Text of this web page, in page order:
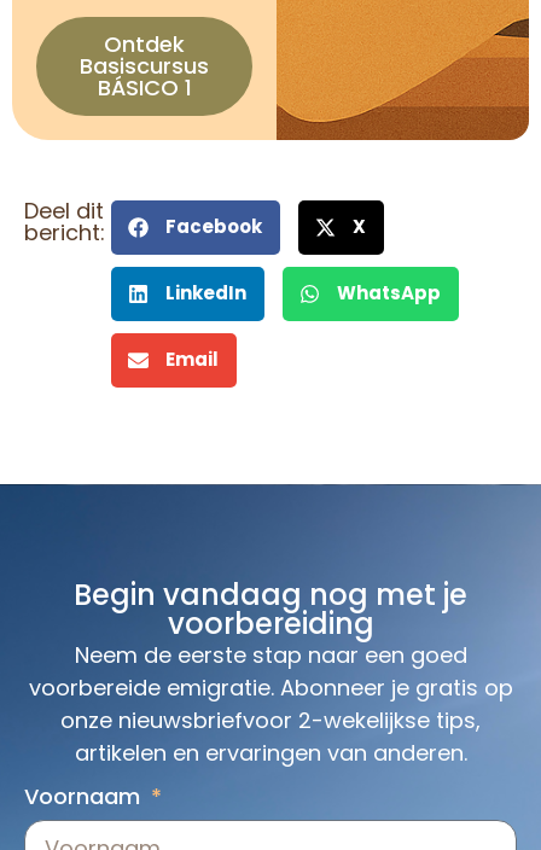
Ontdek
Basiscursus
BÁSICO 1
Deel dit
bericht: Facebook X
LinkedIn WhatsApp
Email
Begin vandaag nog met je
voorbereiding
Neem de eerste stap naar een goed
voorbereide emigratie. Abonneer je gratis op
onze nieuwsbriefvoor 2-wekelijkse tips,
artikelen en ervaringen van anderen.
Voornaam